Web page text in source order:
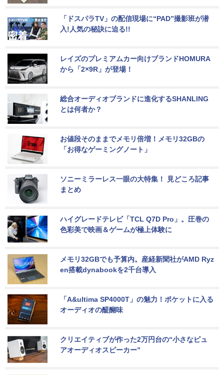
「ドスパラTV」の配信現場に“PAD”撮影班が潜
入!人気の秘訣に迫る!!
レイズのプレミアムカー向けブランドHOMURA
から「2×9R」が登場！
総合オーディオブランドに進化するSHANLING
とは何者か？
お値段そのままでメモリ倍増！メモリ32GBの
「お得なゲーミングノート」
ソニーミラーレス一眼の大特集！ 見どころ記事
まとめ
ハイグレードテレビ「TCL Q7D Pro」。圧巻の
色彩美で映画＆ゲームが極上体験に
メモリ32GBでも予算内。産経新聞社がAMD Ryz
en搭載dynabookを2千台導入
「A&ultima SP4000T」の魅力！ポケットに入る
オーディオの醍醐味
クリエイティブが作った2万円台の“小さなピュ
アオーディオスピーカー”